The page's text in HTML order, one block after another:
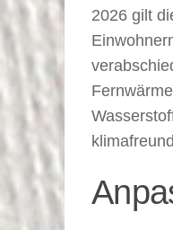
2026 gilt